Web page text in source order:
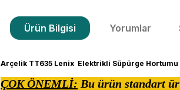
Ürün Bilgisi Yorumlar
Arçelik TT635 Lenix Elektrikli Süpürge Hortumu
ÇOK ÖNEMLİ: Bu ürün standart